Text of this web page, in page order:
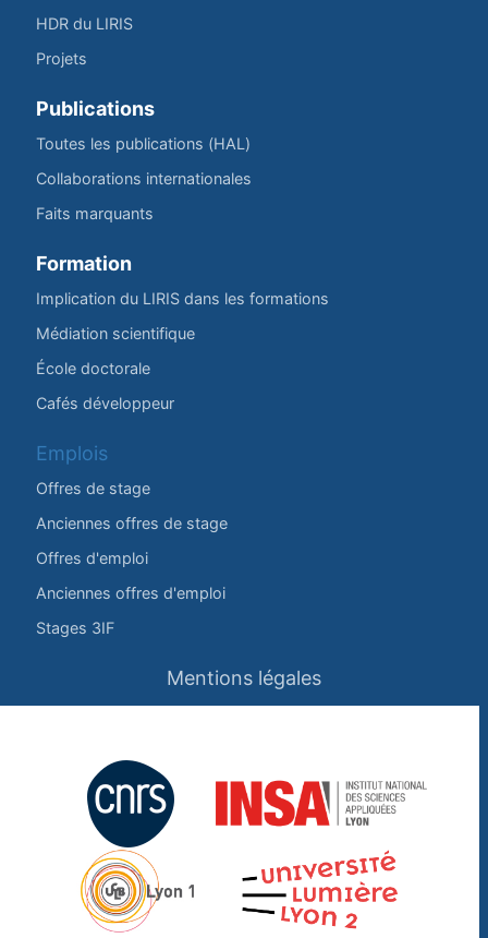
HDR du LIRIS
Projets
Publications
Toutes les publications (HAL)
Collaborations internationales
Faits marquants
Formation
Implication du LIRIS dans les formations
Médiation scientifique
École doctorale
Cafés développeur
Emplois
Offres de stage
Anciennes offres de stage
Offres d'emploi
Anciennes offres d'emploi
Stages 3IF
Mentions légales